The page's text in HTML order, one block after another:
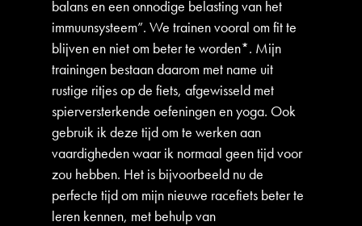
balans en een onnodige belasting van het
immuunsysteem”. We trainen vooral om fit te
blijven en niet om beter te worden*. Mijn
trainingen bestaan daarom met name uit
rustige ritjes op de fiets, afgewisseld met
spierversterkende oefeningen en yoga. Ook
gebruik ik deze tijd om te werken aan
vaardigheden waar ik normaal geen tijd voor
zou hebben. Het is bijvoorbeeld nu de
perfecte tijd om mijn nieuwe racefiets beter te
leren kennen, met behulp van